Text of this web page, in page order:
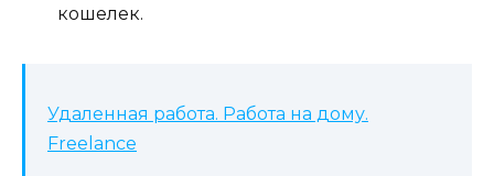
кошелек.
Удаленная работа. Работа на дому.
Freelance